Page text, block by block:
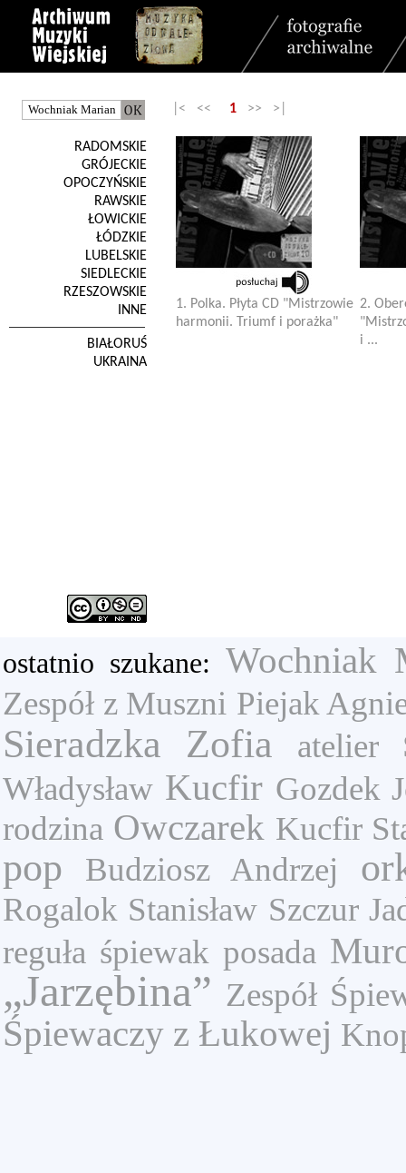
RADOMSKIE
GRÓJECKIE
OPOCZYŃSKIE
RAWSKIE
ŁOWICKIE
ŁÓDZKIE
LUBELSKIE
SIEDLECKIE
RZESZOWSKIE
INNE
BIAŁORUŚ
UKRAINA
|< << 1 >> >|
1. Polka. Płyta CD "Mistrzowie
harmonii. Triumf i porażka"
2.
i ...
ostatnio szukane: Wochniak
Zespół z Muszni Piejak
Sieradzka Zofia atelier
Władysław Kucfir Gozdek
rodzina Owczarek Kucfir
pop Budziosz Andrzej
Rogalok Stanisław Szczur
reguła śpiewak posada
„Jarzębina” Zespół
Śpiewaczy z Łukowej